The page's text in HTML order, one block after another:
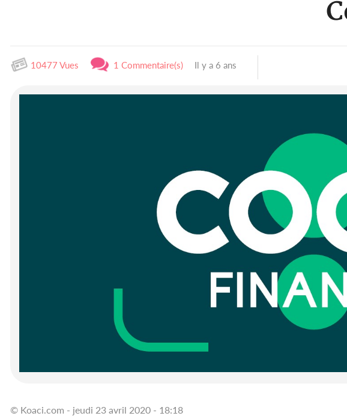
10477 Vues 1 Commentaire(s) Il y a 6 ans
© Koaci.com - jeudi 23 avril 2020 - 18:18